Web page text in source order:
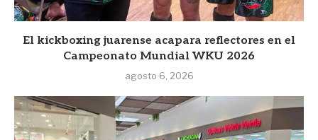
El kickboxing juarense acapara reflectores en el
Campeonato Mundial WKU 2026
agosto 6, 2026